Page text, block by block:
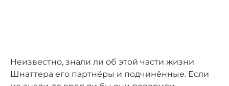
Неизвестно, знали ли об этой части жизни
Шнаттера его партнёры и подчинённые. Если